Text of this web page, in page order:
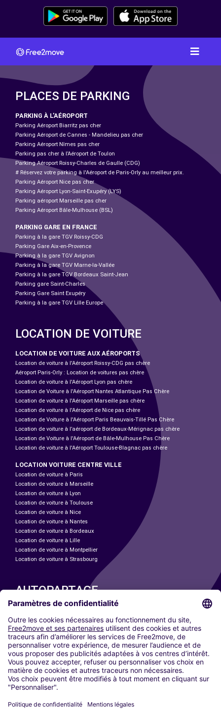
PLACES DE PARKING
PARKING À L'AÉROPORT
Parking Aéroport Biarritz pas cher
Parking Aéroport de Cannes - Mandelieu pas cher
Parking Aéroport Nîmes pas cher
Parking pas cher à l’Aéroport de Toulon
Parking Aéroport Roissy-Charles de Gaulle (CDG)
# Réservez votre parking à l'Aéroport de Paris-Orly au meilleur prix.
Parking Aéroport Nice pas cher
Parking Aéroport Lyon-Saint-Exupéry (LYS)
Parking aéroport Marseille pas cher
Parking Aéroport Bâle-Mulhouse (BSL)
PARKING GARE EN FRANCE
Parking à la gare TGV Roissy-CDG
Parking Gare Aix-en-Provence
Parking à la gare TGV Avignon
Parking à la gare TGV Marne-la-Vallée
Parking à la gare TGV Bordeaux Saint-Jean
Parking gare Saint-Charles
Parking Gare Saint Exupéry
Parking à la gare TGV Lille Europe
LOCATION DE VOITURE
LOCATION DE VOITURE AUX AÉROPORTS
Location de voiture à l'Aéroport Roissy-CDG pas chère
Aéroport Paris-Orly : Location de voitures pas chère
Location de voiture à l'Aéroport Lyon pas chère
Location de Voiture à l'Aéroport Nantes Atlantique Pas Chère
Location de voiture à l'Aéroport Marseille pas chère
Location de voiture à l'Aéroport de Nice pas chère
Location de Voiture à l'Aéroport Paris Beauvais-Tillé Pas Chère
Location de voiture à l’aéroport de Bordeaux-Mérignac pas chère
Location de Voiture à l'Aéroport de Bâle-Mulhouse Pas Chère
Location de voiture à l'Aéroport Toulouse-Blagnac pas chère
LOCATION VOITURE CENTRE VILLE
Location de voiture à Paris
Location de voiture à Marseille
Location de voiture à Lyon
Location de voiture à Toulouse
Location de voiture à Nice
Location de voiture à Nantes
Location de voiture à Bordeaux
Location de voiture à Lille
Location de voiture à Montpellier
Location de voiture à Strasbourg
AUTOPARTAGE
Paris
Madrid
Washington DC
Milan
Rome
Turin
Vienne
Berlin
Düsseldorf